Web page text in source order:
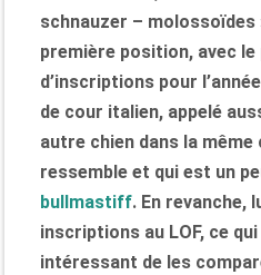
schnauzer – molossoïdes
première position, avec
d’inscriptions pour
de cour italien, appelé
autre chien dans la
ressemble et qui est un
bullmastiff. En revanche,
inscriptions au LOF, ce
intéressant de les